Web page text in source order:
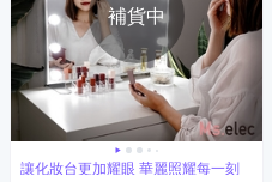
補貨中
讓化妝台更加耀眼 華麗照耀每一刻